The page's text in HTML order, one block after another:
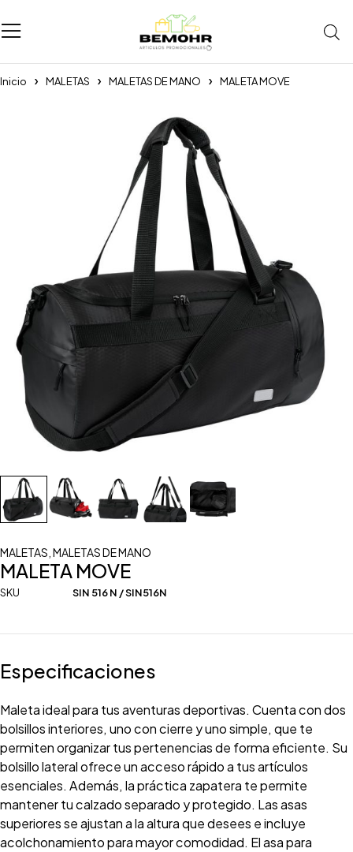
Inicio MALETAS MALETAS DE MANO MALETA MOVE
MALETAS MALETAS DE MANO
MALETA MOVE
SKU SIN 516 N / SIN516N
Especificaciones
Maleta ideal para tus aventuras deportivas. Cuenta con dos
bolsillos interiores, uno con cierre y uno simple, que te
permiten organizar tus pertenencias de forma eficiente. Su
bolsillo lateral ofrece un acceso rápido a tus artí­culos
esenciales. Además, la práctica zapatera te permite
mantener tu calzado separado y protegido. Las asas
superiores se ajustan a la altura que desees e incluye
acolchonamiento para mayor comodidad. El asa para